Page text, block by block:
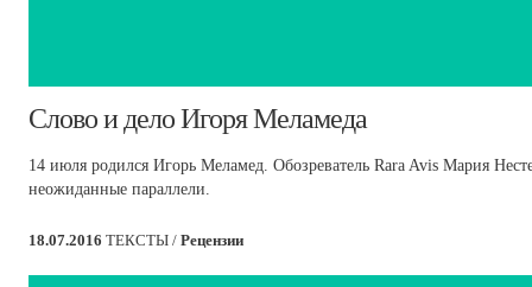
​Слово и дело Игоря Меламеда
14 июля родился Игорь Меламед. Обозреватель Rara Avis Мария
неожиданные параллели.
18.07.2016 ТЕКСТЫ / Рецензии